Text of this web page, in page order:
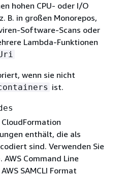
hohen CPU- oder I/O
B. in großen Monorepos,
Software-Scans oder
Lambda-Funktionen
wenn sie nicht
ist.
enthält, die als
sind. Verwenden Sie
Command Line
SAMCLI Format